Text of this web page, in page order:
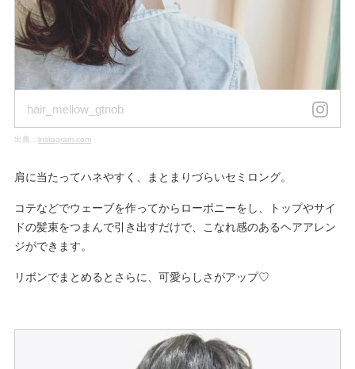
hair_mellow_gtnob
出典： instagram.com
肩に当たってハネやすく、まとまりづらいセミロング。
コテなどでウェーブを作ってからローポニーをし、トップやサイ
ドの髪束をつまんで引き出すだけで、こなれ感のあるヘアアレン
ジができます。
リボンでまとめるとさらに、可愛らしさがアップ♡